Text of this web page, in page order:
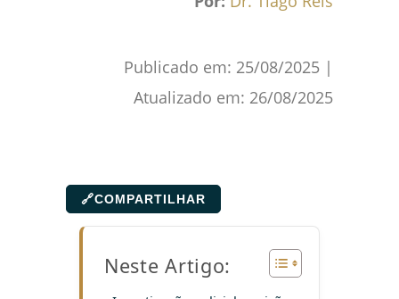
Publicado em: 25/08/2025 |
Atualizado em: 26/08/2025
🔗COMPARTILHAR
Neste Artigo: